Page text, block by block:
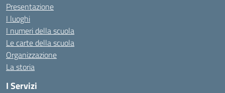
Presentazione
I luoghi
I numeri della scuola
Le carte della scuola
Organizzazione
La storia
I Servizi